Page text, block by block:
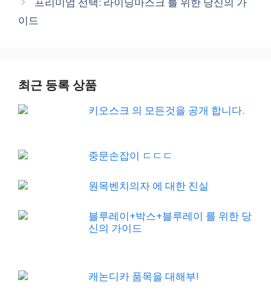
이드
최근 등록 상품
키오스크 의 모든것을 공개 합니다.
중문손잡이 ㄷㄷㄷ
원목벤치의자 에 대한 진실
블루레이+박스+블루레이 를 위한 당
신의 가이드
캐논디카 품목을 대해부!